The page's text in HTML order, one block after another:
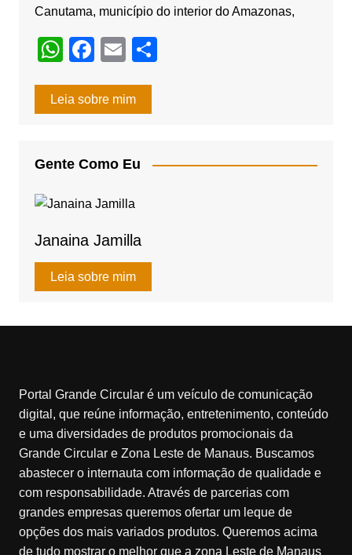
Canutama, município do interior do Amazonas,
W
at
p
p
F
c
o
o
E
ail
Leia sobre mim
Gente Como Eu
Janaina Jamilla
Leia sobre mim
Portal Grande Circular é um veículo de comunicação
digital, que reúne informação, entretenimento, conteúdo
e uma diversidades de produtos promocionais da
Grande Circular e Zona Leste de Manaus. Buscamos
abastecer o internauta com informação de qualidade e
com responsabilidade. Através de parcerias com
grandes empresas queremos ofertar um leque de
opções dos mais variados produtos. Queremos acima
de tudo mostrar o melhor que a zona Leste de Manaus